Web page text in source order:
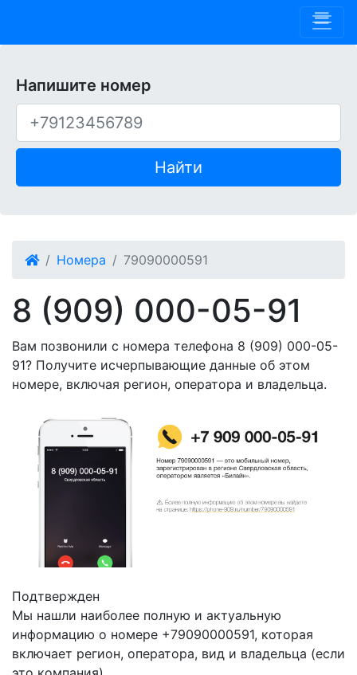
Напишите номер
Найти
Номера 79090000591
8 (909) 000-05-91
Вам позвонили с номера телефона 8 (909) 000-05-
91? Получите исчерпывающие данные об этом
номере, включая регион, оператора и владельца.
Подтвержден
Мы нашли наиболее полную и актуальную
информацию о номере +79090000591, которая
включает регион, оператора, вид и владельца (если